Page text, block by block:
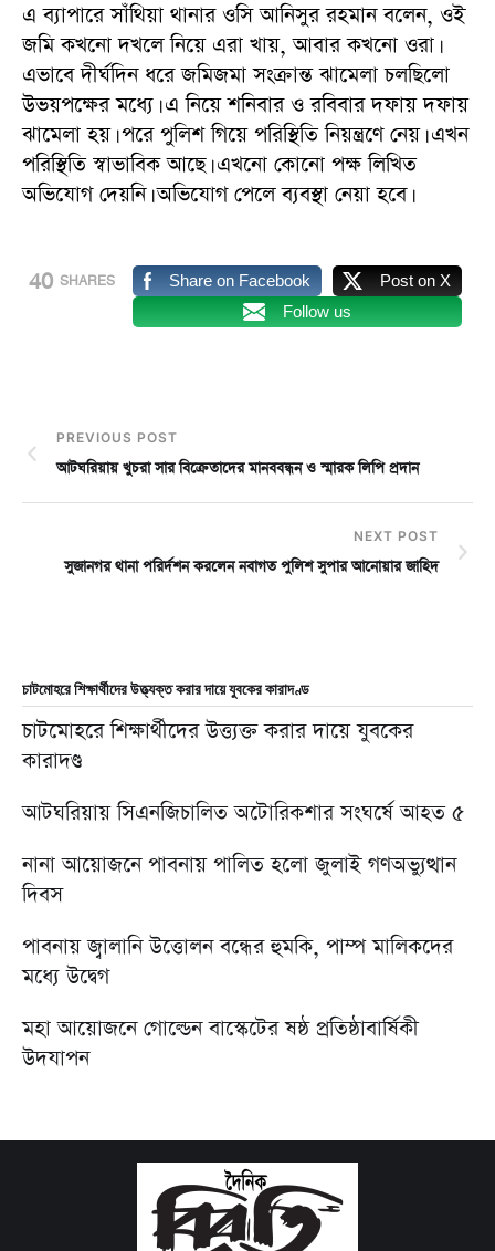
এ ব্যাপারে সাঁথিয়া থানার ওসি আনিসুর রহমান বলেন, ওই
জমি কখনো দখলে নিয়ে এরা খায়, আবার কখনো ওরা।
এভাবে দীর্ঘদিন ধরে জমিজমা সংক্রান্ত ঝামেলা চলছিলো
উভয়পক্ষের মধ্যে। এ নিয়ে শনিবার ও রবিবার দফায় দফায়
ঝামেলা হয়। পরে পুলিশ গিয়ে পরিস্থিতি নিয়ন্ত্রণে নেয়। এখন
পরিস্থিতি স্বাভাবিক আছে। এখনো কোনো পক্ষ লিখিত
অভিযোগ দেয়নি। অভিযোগ পেলে ব্যবস্থা নেয়া হবে।
40 SHARES Share on Facebook
Post on X
Follow us
PREVIOUS POST
আটঘরিয়ায় খুচরা সার বিক্রেতাদের মানববন্ধন ও স্মারক লিপি প্রদান
NEXT POST
সুজানগর থানা পরির্দশন করলেন নবাগত পুলিশ সুপার আনোয়ার জাহিদ
চাটমোহরে শিক্ষার্থীদের উত্ত্যক্ত করার দায়ে যুবকের কারাদণ্ড
চাটমোহরে শিক্ষার্থীদের উত্ত্যক্ত করার দায়ে যুবকের
কারাদণ্ড
আটঘরিয়ায় সিএনজিচালিত অটোরিকশার সংঘর্ষে আহত ৫
নানা আয়োজনে পাবনায় পালিত হলো জুলাই গণঅভ্যুত্থান
দিবস
পাবনায় জ্বালানি উত্তোলন বন্ধের হুমকি, পাম্প মালিকদের
মধ্যে উদ্বেগ
মহা আয়োজনে গোল্ডেন বাস্কেটের ষষ্ঠ প্রতিষ্ঠাবার্ষিকী
উদযাপন